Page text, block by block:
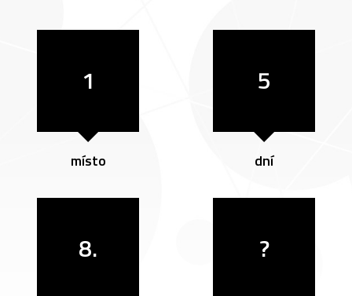
1
místo
5
dní
8. ?